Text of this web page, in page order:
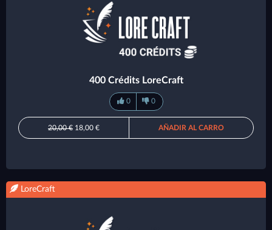
400 Crédits LoreCraft
0 0
20,00 € 18,00 € AÑADIR AL CARRO
LoreCraft